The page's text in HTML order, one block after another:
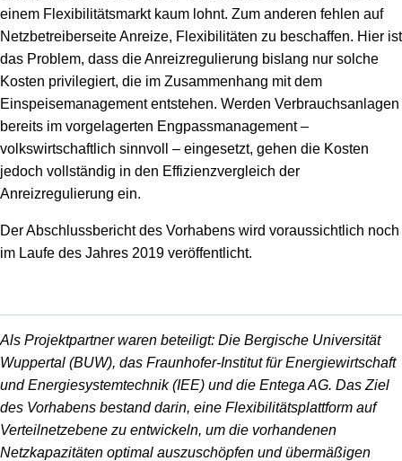
einem Flexibilitätsmarkt kaum lohnt. Zum anderen fehlen auf
Netzbetreiberseite Anreize, Flexibilitäten zu beschaffen. Hier ist
das Problem, dass die Anreizregulierung bislang nur solche
Kosten privilegiert, die im Zusammenhang mit dem
Einspeisemanagement entstehen. Werden Verbrauchsanlagen
bereits im vorgelagerten Engpassmanagement –
volkswirtschaftlich sinnvoll – eingesetzt, gehen die Kosten
jedoch vollständig in den Effizienzvergleich der
Anreizregulierung ein.
Der Abschlussbericht des Vorhabens wird voraussichtlich noch
im Laufe des Jahres 2019 veröffentlicht.
Als Projektpartner waren beteiligt: Die Bergische Universität
Wuppertal (BUW), das Fraunhofer-Institut für Energiewirtschaft
und Energiesystemtechnik (IEE) und die Entega AG. Das Ziel
des Vorhabens bestand darin, eine Flexibilitätsplattform auf
Verteilnetzebene zu entwickeln, um die vorhandenen
Netzkapazitäten optimal auszuschöpfen und übermäßigen